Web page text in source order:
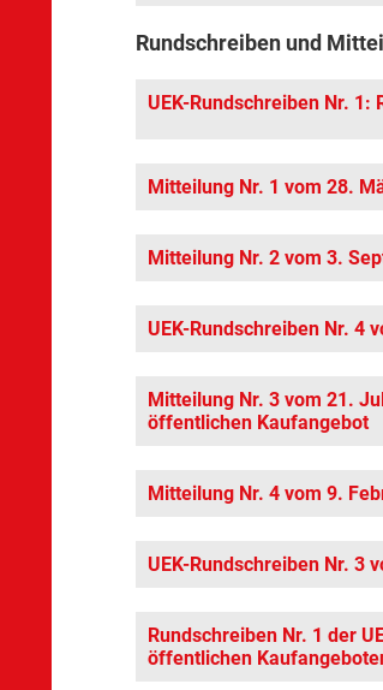
Rundschreiben und
UEK-Rundschreiben Nr.
Mitteilung Nr. 1 vom 28.
Mitteilung Nr. 2 vom 3.
UEK-Rundschreiben Nr. 4
Mitteilung Nr. 3 vom 21.
öffentlichen Kaufangebot
Mitteilung Nr. 4 vom 9.
UEK-Rundschreiben Nr. 3
Rundschreiben Nr. 1 der
öffentlichen